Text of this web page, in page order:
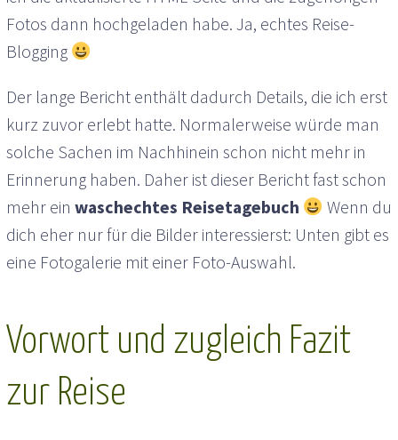
Fotos dann hochgeladen habe. Ja, echtes Reise-
Blogging
Der lange Bericht enthält dadurch Details, die ich erst
kurz zuvor erlebt hatte. Normalerweise würde man
solche Sachen im Nachhinein schon nicht mehr in
Erinnerung haben. Daher ist dieser Bericht fast schon
mehr ein waschechtes Reisetagebuch
Wenn du
dich eher nur für die Bilder interessierst: Unten gibt es
eine Fotogalerie mit einer Foto-Auswahl.
Vorwort und zugleich Fazit
zur Reise